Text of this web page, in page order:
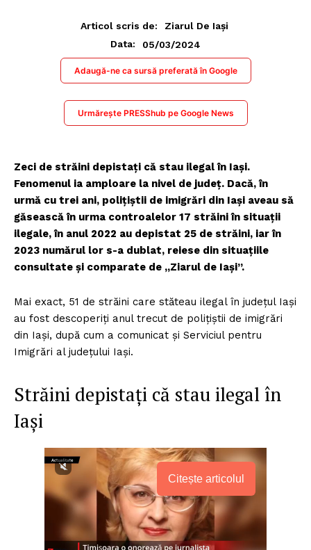
Articol scris de:
Ziarul De Iași
Data:
05/03/2024
Adaugă-ne ca sursă preferată în Google
Urmărește PRESShub pe Google News
Zeci de străini depistaţi că stau ilegal în Iaşi.
Fenomenul ia amploare la nivel de județ. Dacă, în
urmă cu trei ani, poliţiştii de imigrări din Iaşi aveau să
găsească în urma controalelor 17 străini în situaţii
ilegale, în anul 2022 au depistat 25 de străini, iar în
2023 numărul lor s-a dublat, reiese din situaţiile
consultate şi comparate de „Ziarul de Iaşi”.
Mai exact, 51 de străini care stăteau ilegal în judeţul Iaşi
au fost descoperiţi anul trecut de poliţiştii de imigrări
din Iaşi, după cum a comunicat şi Serviciul pentru
Imigrări al judeţului Iaşi.
Străini depistaţi că stau ilegal în
Iaşi
Citește articolul